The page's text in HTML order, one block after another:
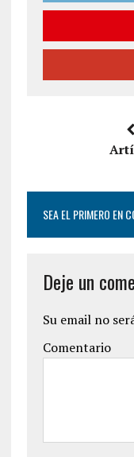
SEA EL PRIMERO EN
Deje un
Su email no
Comentario